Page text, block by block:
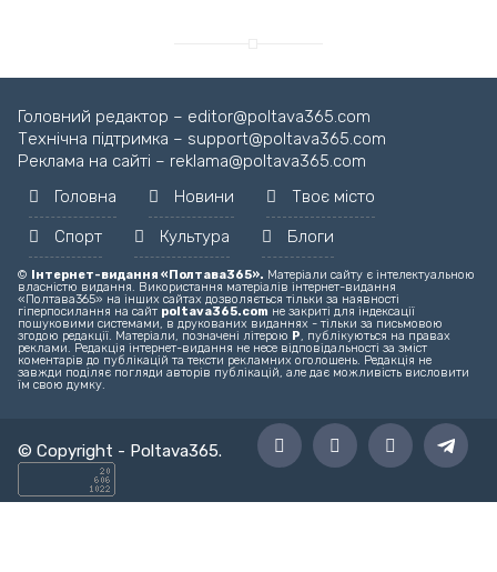
Головний редактор – editor@poltava365.com
Технічна підтримка – support@poltava365.com
Реклама на сайті – reklama@poltava365.com
Головна
Новини
Твоє місто
Спорт
Культура Блоги
© Інтернет-видання «Полтава365». Матеріали сайту є інтелектуальною
власністю видання. Використання матеріалів інтернет-видання
«Полтава365» на інших сайтах дозволяється тільки за наявності
гіперпосилання на сайт poltava365.com не закриті для індексації
пошуковими системами, в друкованих виданнях - тільки за письмовою
згодою редакції. Матеріали, позначені літерою Р, публікуються на правах
реклами. Редакція інтернет-видання не несе відповідальності за зміст
коментарів до публікацій та тексти рекламних оголошень. Редакція не
завжди поділяє погляди авторів публікацій, але дає можливість висловити
їм свою думку.
© Copyright - Poltava365.